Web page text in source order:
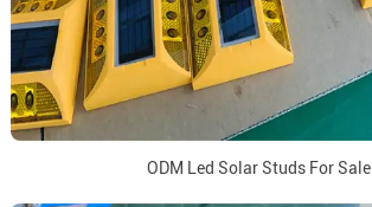
ODM Led Solar Studs For Sale